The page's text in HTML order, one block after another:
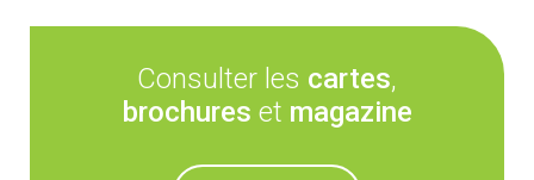
Consulter les cartes,
brochures et magazine